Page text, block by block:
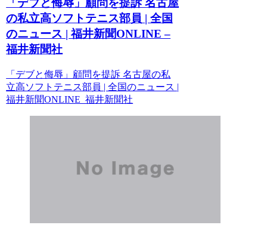
「デブと侮辱」顧問を提訴 名古屋
の私立高ソフトテニス部員 | 全国
のニュース | 福井新聞ONLINE –
福井新聞社
「デブと侮辱」顧問を提訴 名古屋の私
立高ソフトテニス部員 | 全国のニュース |
福井新聞ONLINE 福井新聞社